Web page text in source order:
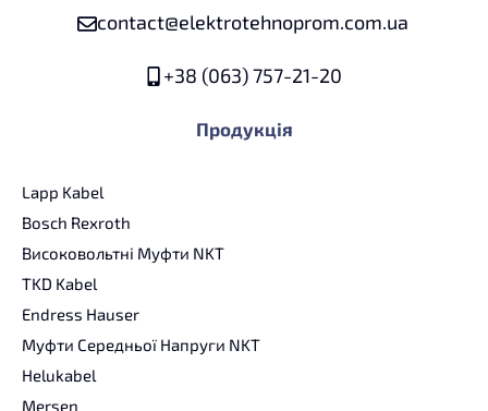
contact@elektrotehnoprom.com.ua
+38 (063) 757-21-20
Продукція
Lapp Kabel
Bosch Rexroth
Високовольтні Муфти NKT
TKD Kabel
Endress Hauser
Муфти Середньої Напруги NKT
Helukabel
Mersen